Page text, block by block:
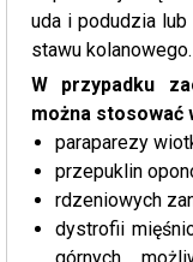
uda i podudzia
stawu kolanowego.
W przypadku
można stosować
paraparezy
przepuklin
rdzeniowych
dystrofii